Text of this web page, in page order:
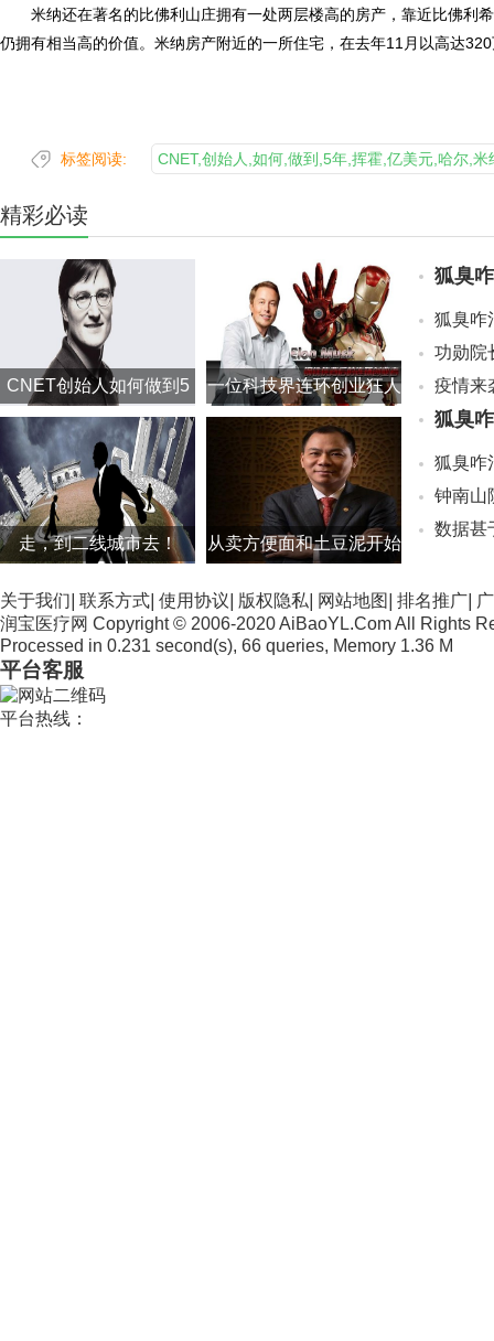
米纳还在著名的比佛利山庄拥有一处两层楼高的房产，靠近比佛利
仍拥有相当高的价值。米纳房产附近的一所住宅，在去年11月以高达
标签阅读: CNET,创始人,如何,做到,5年,挥霍,亿美元,哈尔,
精彩必读
CNET创始人如何做到5
年挥霍18亿美元？
一位科技界连环创业狂人
走，到二线城市去！
从卖方便面和土豆泥开始
狐臭
狐臭
关于我们 联系方式 使用协议 版权隐私 网站地图 排名推广
润宝医疗网 Copyright © 2006-2020 AiBaoYL.Com All Rights
Processed in 0.231 second(s), 66 queries, Memory 1.36 M
平台客服
平台热线：